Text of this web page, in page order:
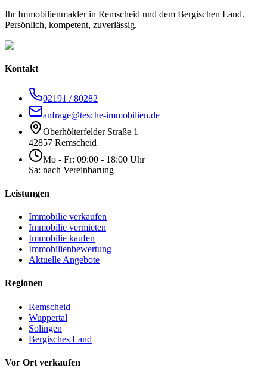
Ihr Immobilienmakler in Remscheid und dem Bergischen Land.
Persönlich, kompetent, zuverlässig.
Kontakt
02191 / 80282
anfrage@tesche-immobilien.de
Oberhölterfelder Straße 1
42857 Remscheid
Mo - Fr: 09:00 - 18:00 Uhr
Sa: nach Vereinbarung
Leistungen
Immobilie verkaufen
Immobilie vermieten
Immobilie kaufen
Immobilienbewertung
Aktuelle Angebote
Regionen
Remscheid
Wuppertal
Solingen
Bergisches Land
Vor Ort verkaufen